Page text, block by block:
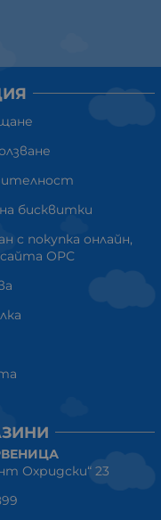
бисквитки
с покупка онлайн,
ОРС
Охридски“ 23